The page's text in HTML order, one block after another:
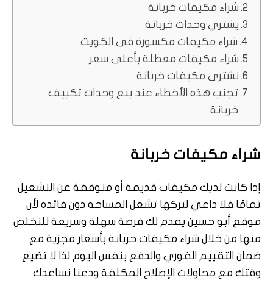
شراء مكيفات خربانة
يشتري وحدات خربانة
شراء مكيفات مكسورة في الكويت
شراء مكيفات معطلة بأعلى سعر
نشتري مكيفات خربانة
تجنب هذه الأخطاء عند بيع وحدات تكييف
خربانة
شراء مكيفات خربانة
إذا كانت لديك مكيفات قديمة أو متوقفة عن التشغيل
تمامًا فلا داعي لتركها تشغل المساحة دون فائدة لأن
موقع أبو حسين يقدم لك فرصة سهلة وسريعة للتخلص
منها من خلال شراء مكيفات خربانة بأسعار مجزية مع
ضمان التقييم الفوري والدفع بنفس اليوم لذا لا تضيع
وقتك مع محاولات الإصلاح المكلفة ودعنا نساعدك